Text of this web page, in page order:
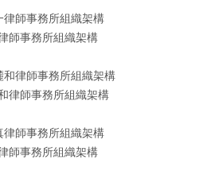
師事務所組織架構
律師事務所組織架構
師事務所組織架構